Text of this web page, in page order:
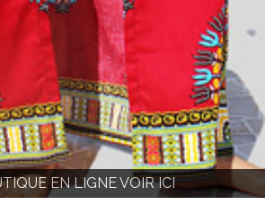
EN LIGNE VOIR ICI